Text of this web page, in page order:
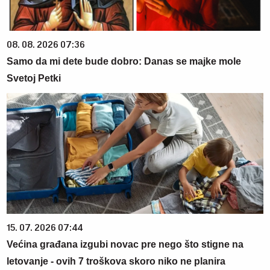
08. 08. 2026 07:36
Samo da mi dete bude dobro: Danas se majke mole
Svetoj Petki
15. 07. 2026 07:44
Većina građana izgubi novac pre nego što stigne na
letovanje - ovih 7 troškova skoro niko ne planira